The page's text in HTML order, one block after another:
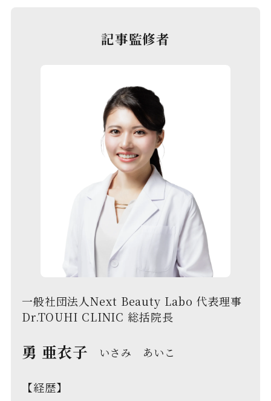
記事監修者
一般社団法人Next Beauty Labo 代表理事
Dr.TOUHI CLINIC 総括院長
勇 亜衣子 いさみ あいこ
【経歴】